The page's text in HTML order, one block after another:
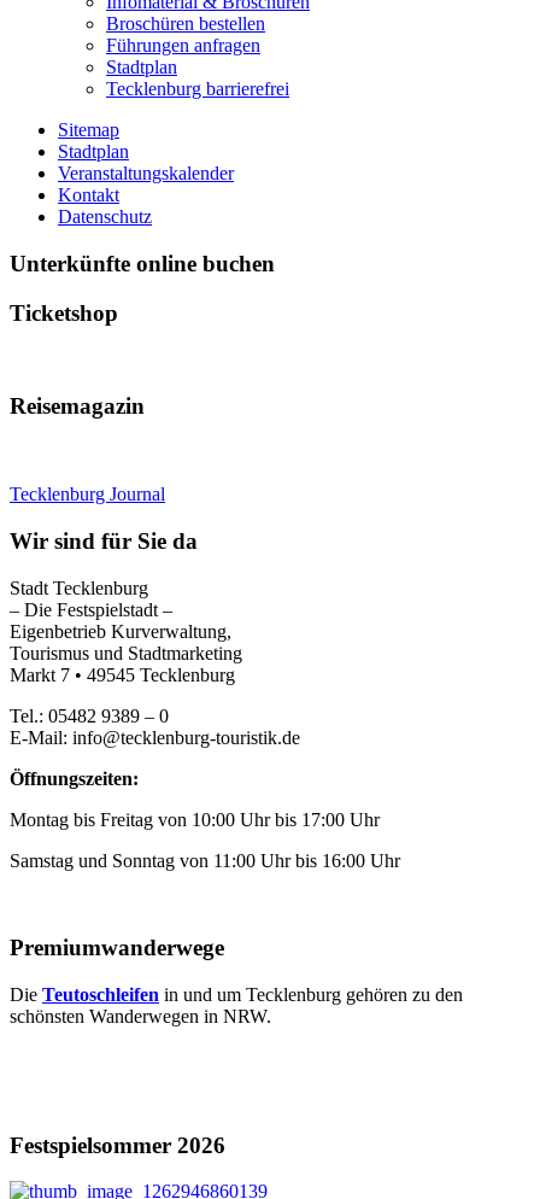
Broschüren bestellen
Führungen anfragen
Stadtplan
Tecklenburg barrierefrei
Sitemap
Stadtplan
Veranstaltungskalender
Kontakt
Datenschutz
Unterkünfte online buchen
Ticketshop
Reisemagazin
Tecklenburg Journal
Wir sind für Sie da
Stadt Tecklenburg
– Die Festspielstadt –
Eigenbetrieb Kurverwaltung,
Tourismus und Stadtmarketing
Markt 7 • 49545 Tecklenburg
Tel.: 05482 9389 – 0
E-Mail: info@tecklenburg-touristik.de
Öffnungszeiten:
Montag bis Freitag von 10:00 Uhr bis 17:00 Uhr
Samstag und Sonntag von 11:00 Uhr bis 16:00 Uhr
Premiumwanderwege
Die Teutoschleifen in und um Tecklenburg gehören zu den
schönsten Wanderwegen in NRW.
Festspielsommer 2026